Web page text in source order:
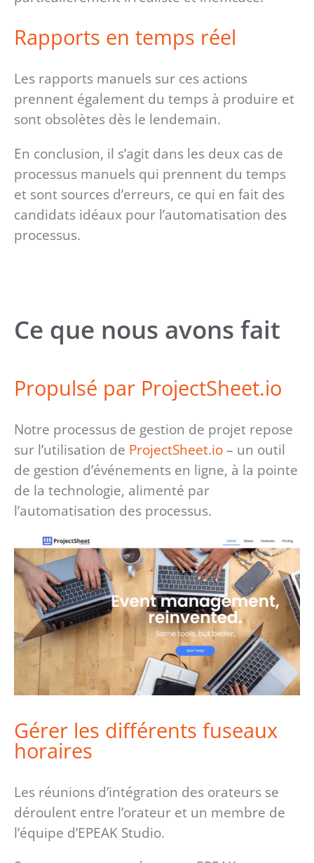
Rapports en temps réel
Les rapports manuels sur ces actions
prennent également du temps à produire et
sont obsolètes dès le lendemain.
En conclusion, il s’agit dans les deux cas de
processus manuels qui prennent du temps
et sont sources d’erreurs, ce qui en fait des
candidats idéaux pour l’automatisation des
processus.
Ce que nous avons fait
Propulsé par ProjectSheet.io
Notre processus de gestion de projet repose
sur l’utilisation de ProjectSheet.io– un outil
de gestion d’événements en ligne, à la pointe
de la technologie, alimenté par
l’automatisation des processus.
Gérer les différents fuseaux
horaires
Les réunions d’intégration des orateurs se
déroulent entre l’orateur et un membre de
l’équipe d’EPEAK Studio.